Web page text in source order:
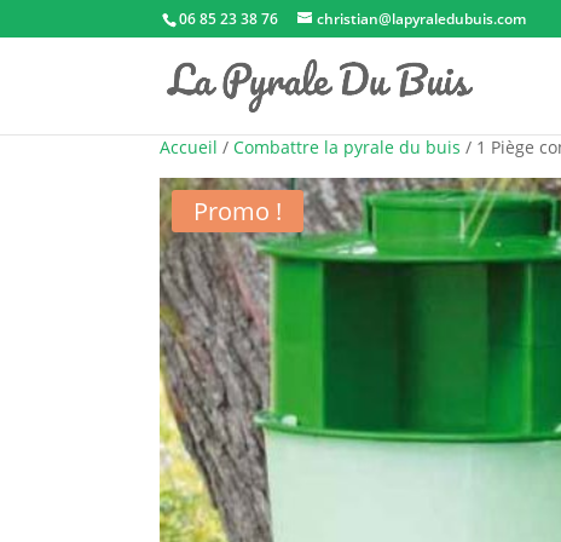
06 85 23 38 76 christian@lapyraledubuis.com
Accueil / Combattre la pyrale du buis / 1 Piège
Promo !